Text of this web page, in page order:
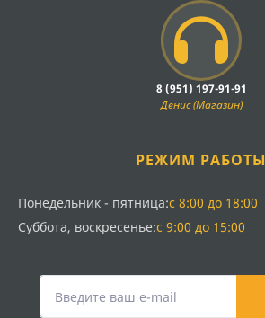
8 (951) 197-91-91
Денис (Магазин)
РЕЖИМ РАБОТЫ
Понедельник - пятница:с 8:00 до 18:00
Суббота, воскресенье:с 9:00 до 15:00